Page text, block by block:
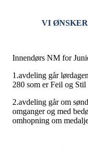
VI
Innendørs NM for
1.avdeling går
280 som er Feil og Stil
2.avdeling går om
omganger og med
omhopning om